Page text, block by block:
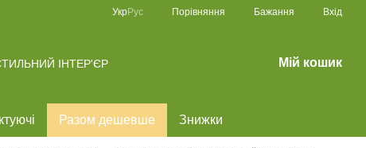
УкрРус Порівняння Бажання Вхід
ІНТЕР'ЄР Мій кошик
Разом дешевше Знижки